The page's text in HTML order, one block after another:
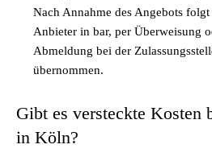
Nach Annahme des Angebots
Anbieter in bar, per Überweisung
Abmeldung bei der
übernommen.
Gibt es versteckte Kosten
in Köln?